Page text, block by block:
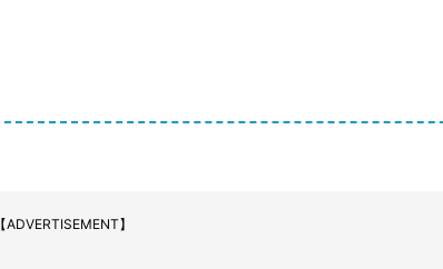
【ADVERTISEMENT】